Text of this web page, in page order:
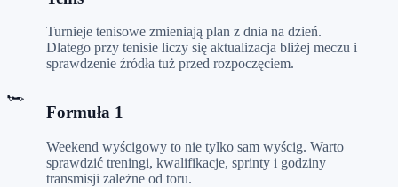
Turnieje tenisowe zmieniają plan z dnia na dzień.
Dlatego przy tenisie liczy się aktualizacja bliżej meczu i
sprawdzenie źródła tuż przed rozpoczęciem.
🏎️
Formuła 1
Weekend wyścigowy to nie tylko sam wyścig. Warto
sprawdzić treningi, kwalifikacje, sprinty i godziny
transmisji zależne od toru.